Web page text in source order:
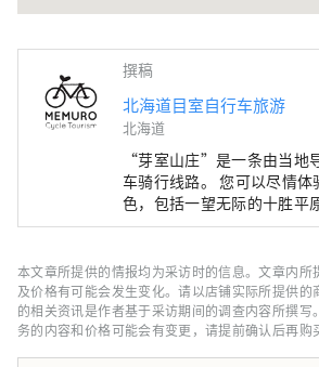
撰稿
北海道目室自行车旅游
北海道
“芽室山庄”是一条由当地
车骑行线路。 您可以尽情体验北海道的壮丽景
色，包括一望无际的十胜平
被指定为国家公园的日高山
骑马和品尝当地美食的线路
陵和大海的路线，并以芽室
覆盖十胜地区的各个角落。 我们也很乐意根据
您的时间和距离，为您提供定
十胜PLUS一般社团法人运
本文章所提供的情报均为采访时的信息。文章内所
及价格有可能会发生变化。请以店铺实际所提供的
的相关资讯是作者基于采访期间的调查内容所撰写
务的内容和价格可能会有变更，请提前确认后再购